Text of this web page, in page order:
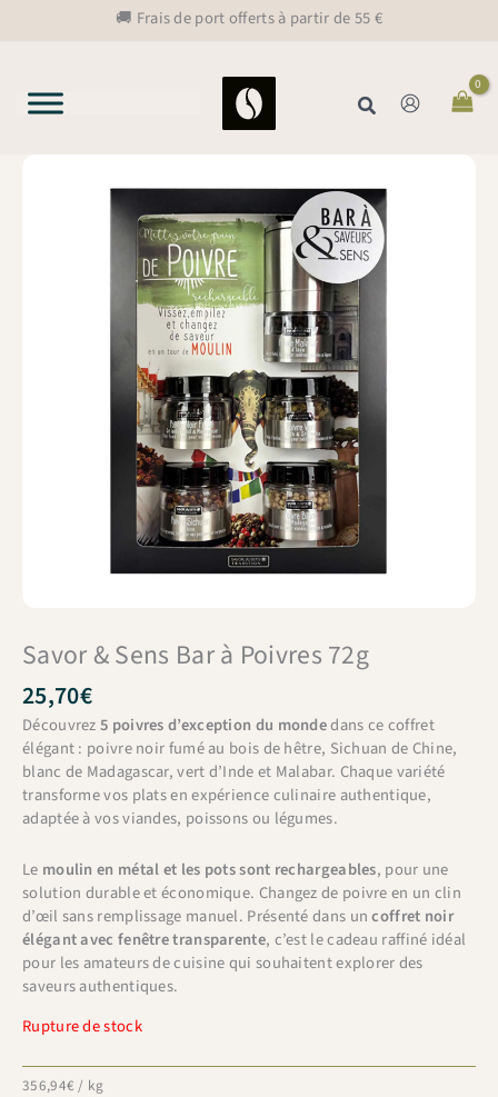
🚚 Frais de port offerts à partir de 55 €
Rechercher
Savor & Sens Bar à Poivres 72g
25,70€
Découvrez5 poivres d’exception du mondedans ce coffret
élégant : poivre noir fumé au bois de hêtre, Sichuan de Chine,
blanc de Madagascar, vert d’Inde et Malabar. Chaque variété
transforme vos plats en expérience culinaire authentique,
adaptée à vos viandes, poissons ou légumes.
Le moulin en métal et les pots sont rechargeables, pour une
solution durable et économique. Changez de poivre en un clin
d’œil sans remplissage manuel. Présenté dans uncoffret noir
élégant avec fenêtre transparente, c’est le cadeau raffiné idéal
pour les amateurs de cuisine qui souhaitent explorer des
saveurs authentiques.
Rupture de stock
356,94€ / kg